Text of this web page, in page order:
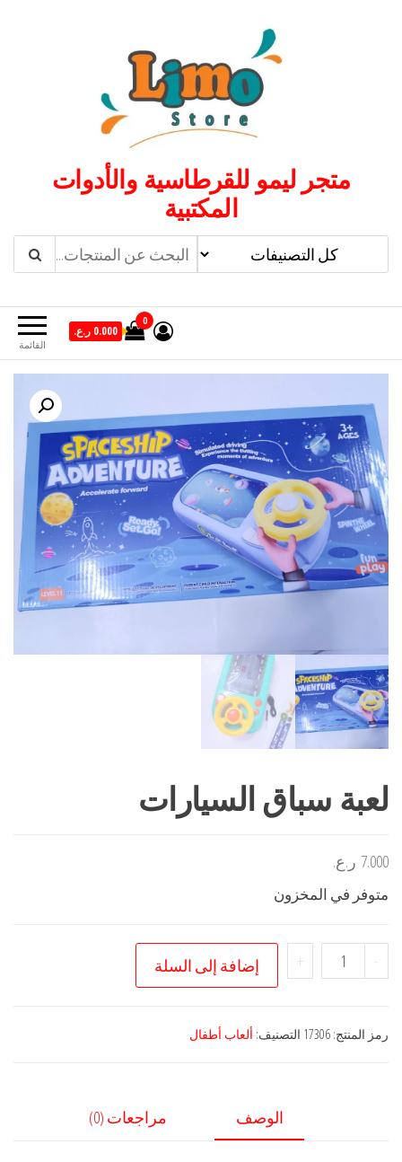
متجر ليمو للقرطاسية والأدوات
المكتبية
القائمة
0
0.000 ر.ع.
لعبة سباق السيارات
7.000 ر.ع.
متوفر في المخزون
-
كمية
لعبة
السيارات
+ إضافة إلى السلة
رمز المنتج: 17306 التصنيف: ألعاب أطفال
الوصف مراجعات (0)